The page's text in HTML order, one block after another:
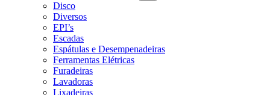
Disco
Diversos
EPI’s
Escadas
Espátulas e Desempenadeiras
Ferramentas Elétricas
Furadeiras
Lavadoras
Lixadeiras